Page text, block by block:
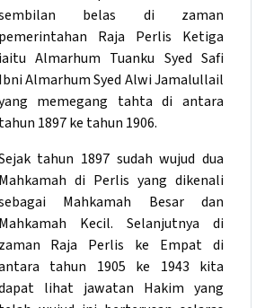
belas di zaman
pemerintahan Raja Perlis Ketiga
iaitu Almarhum Tuanku Syed Safi
Ibni Almarhum Syed Alwi Jamalullail
memegang tahta di antara
tahun 1897 ke tahun 1906.
tahun 1897 sudah wujud dua
Mahkamah di Perlis yang dikenali
Mahkamah Besar dan
Mahkamah Kecil. Selanjutnya di
zaman Raja Perlis ke Empat di
tahun 1905 ke 1943 kita
lihat jawatan Hakim yang